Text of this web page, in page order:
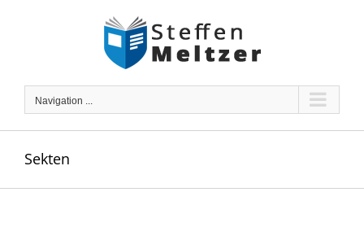
Navigation ...
Sekten